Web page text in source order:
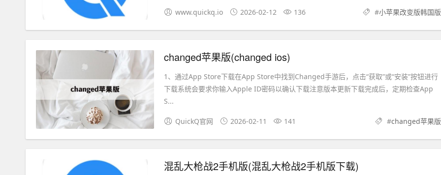
www.quickq.io 2026-02-12 136 #小苹果改变版韩国版
changed苹果版(changed ios)
1、通过App Store下载在App Store中找到Changed手游后，点击“获取”或“安装”按钮进行
下载系统会要求你输入Apple ID密码以确认下载注意版本更新下载完成后，定期检查App
S...
QuickQ官网 2026-02-11 141 #changed苹果版
混乱大枪战2手机版(混乱大枪战2手机版下载)